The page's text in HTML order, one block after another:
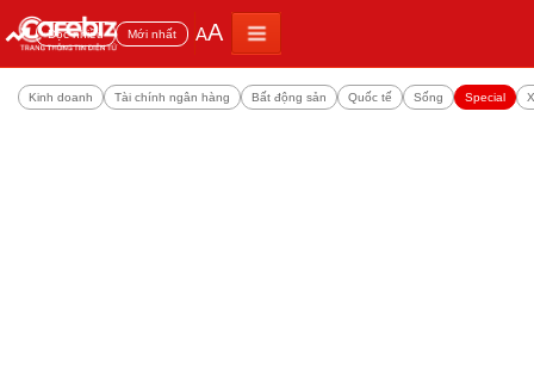
Đọc nhiều Mới nhất AA
Kinh doanh Tài chính ngân hàng Bất động sản Quốc tế Sống Special